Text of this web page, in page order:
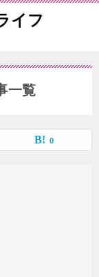
イフ
一覧
0